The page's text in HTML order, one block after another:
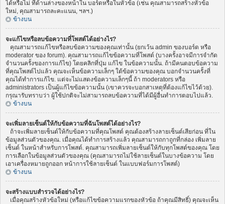
ได้หรือไม่ ที่ด้านล่างของหน้าใน บอร์ดหรือในหัวข้อ (เช่น คุณสามารถสร้างหัวข้อ
ใหม่, คุณสามารถละคะแนน, ฯลฯ.)
ข้างบน
จะแก้ไขหรือลบข้อความที่โพสต์ได้อย่างไร?
คุณสามารถแก้ไขหรือลบข้อความของคุณเท่านั้น (ยกเว้น admin ของบอร์ด หรือ
moderator ของ forum). คุณสามารถแก้ไขข้อความที่โพสต์ (บางครั้งอาจมีการจำกัด
จำนวนครั้งของการแก้ไข) โดยคลิกที่ปุ่ม แก้ไข ในข้อความนั้น. ถ้ามีคนตอบข้อความ
ที่คุณโพสต์ไปแล้ว คุณจะเห็นข้อความเล็กๆ ใต้ข้อความของคุณ บอกจำนวนครั้งที่
คุณได้ทำการแก้ไข. แต่จะไม่แสดงข้อความเล็กๆนี้ ถ้า moderators หรือ
administrators เป็นผู้แก้ไขข้อความนั้น (เขาควรจะบอกสาเหตุที่ต้องแก้ไขไว้ด้วย).
กรุณารับทราบว่า ผู้ใช้ปกติจะไม่สามารถลบข้อความที่ได้มีผู้อื่นทำการตอบไปแล้ว.
ข้างบน
จะเพิ่มลายเซ็นต์ให้กับข้อความที่ฉันโพสต์ได้อย่างไร?
ถ้าจะเพิ่มลายเซ็นต์ให้กับข้อความที่คุณโพสต์ คุณต้องสร้างลายเซ็นต์เสียก่อน ที่ใน
ข้อมูลส่วนตัวของคุณ. เมื่อคุณได้ทำการสร้างแล้ว คุณสามารถกาถูกที่กล่อง เพิ่มลาย
เซ็นต์ ในหน้าสำหรับการโพสต์. คุณสามารถเพิ่มลายเซ็นต์ให้กับทุกโพสต์ของคุณ โดย
การเลือกในข้อมูลส่วนตัวของคุณ (คุณสามารถไม่ใช้ลายเซ็นต์ในบางข้อความ โดย
เอาเครื่องหมายถูกออก หน้าการใช้ลายเซ็นต์ ในแบบฟอร์มการโพสต์)
ข้างบน
จะสร้างแบบสำรวจได้อย่างไร?
เมื่อคุณสร้างหัวข้อใหม่ (หรือแก้ไขข้อความแรกของหัวข้อ ถ้าคุณมีสิทธิ์) คุณจะเห็น